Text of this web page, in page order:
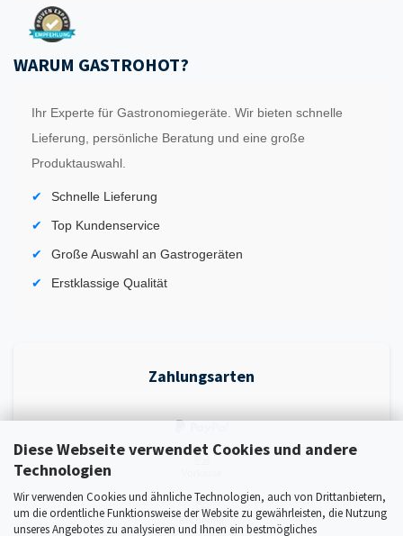
Diese Webseite verwendet Cookies und andere
Technologien
Wir verwenden Cookies und ähnliche Technologien, auch von Drittanbietern,
um die ordentliche Funktionsweise der Website zu gewährleisten, die Nutzung
unseres Angebotes zu analysieren und Ihnen ein bestmögliches
WARUM GASTROHOT?
Ihr Experte für Gastronomiegeräte. Wir bieten schnelle
Lieferung, persönliche Beratung und eine große
Produktauswahl.
Schnelle Lieferung
Top Kundenservice
Große Auswahl an Gastrogeräten
Erstklassige Qualität
Zahlungsarten